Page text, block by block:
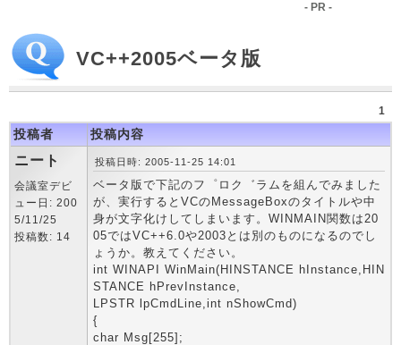
- PR -
VC++2005ベータ版
1
投稿者 投稿内容
ニート
会議室デビ
ュー日: 200
5/11/25
投稿数: 14
投稿日時: 2005-11-25 14:01
ベータ版で下記のフ゜ロク゛ラムを組んでみました
が、実行するとVCのMessageBoxのタイトルや中
身が文字化けしてしまいます。WINMAIN関数は20
05ではVC++6.0や2003とは別のものになるのでし
ょうか。教えてください。
int WINAPI WinMain(HINSTANCE hInstance,HIN
STANCE hPrevInstance,
LPSTR lpCmdLine,int nShowCmd)
{
char Msg[255];